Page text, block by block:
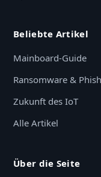
Beliebte Artikel
Mainboard-Guide
Ransomware &
Zukunft des IoT
Alle Artikel
Über die Seite